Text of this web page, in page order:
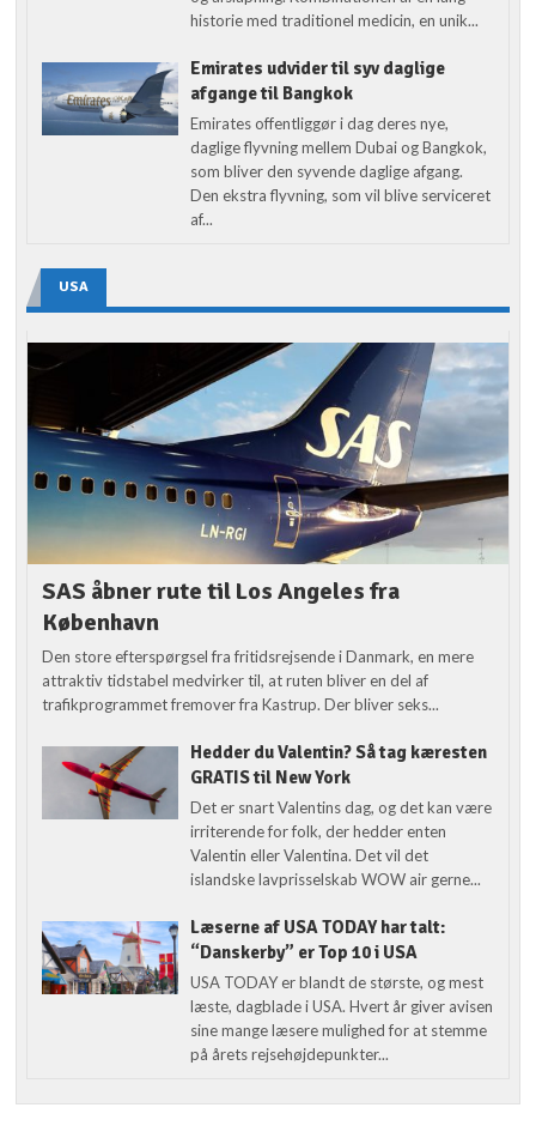
historie med traditionel medicin, en unik...
Emirates udvider til syv daglige
afgange til Bangkok
Emirates offentliggør i dag deres nye,
daglige flyvning mellem Dubai og Bangkok,
som bliver den syvende daglige afgang.
Den ekstra flyvning, som vil blive serviceret
af...
USA
SAS åbner rute til Los Angeles fra
København
Den store efterspørgsel fra fritidsrejsende i Danmark, en mere
attraktiv tidstabel medvirker til, at ruten bliver en del af
trafikprogrammet fremover fra Kastrup. Der bliver seks...
Hedder du Valentin? Så tag kæresten
GRATIS til New York
Det er snart Valentins dag, og det kan være
irriterende for folk, der hedder enten
Valentin eller Valentina. Det vil det
islandske lavprisselskab WOW air gerne...
Læserne af USA TODAY har talt:
“Danskerby” er Top 10 i USA
USA TODAY er blandt de største, og mest
læste, dagblade i USA. Hvert år giver avisen
sine mange læsere mulighed for at stemme
på årets rejsehøjdepunkter...